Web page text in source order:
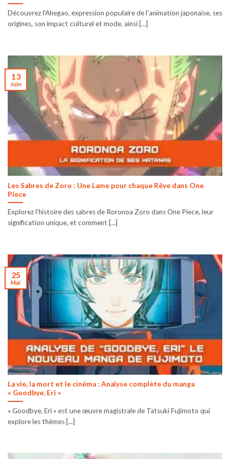
Découvrez l'Ahegao, expression populaire de l'animation japonaise, ses
origines, son impact culturel et mode, ainsi [...]
Les Sabres de Zoro : Une Lame pour chaque Rêve dans One
Piece
Explorez l'histoire des sabres de Roronoa Zoro dans One Piece, leur
signification unique, et comment [...]
13
Juin
La vie, la mort et le cinéma : Analyse complète du manga
« Goodbye, Eri »
« Goodbye, Eri » est une œuvre magistrale de Tatsuki Fujimoto qui
explore les thèmes [...]
25
Mai